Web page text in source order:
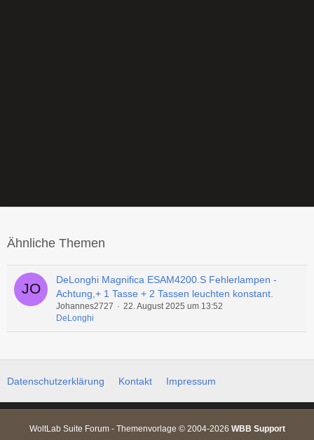
Ähnliche Themen
DeLonghi Magnifica ESAM4200.S Fehlerlampen -
Achtung,+ 1 Tasse + 2 Tassen leuchten konstant.
Johannes2727
22. August 2025 um 13:52
DeLonghi
Datenschutzerklärung Kontakt Impressum
WoltLab Suite Forum - Themenvorlage © 2004-2026 WBB Support